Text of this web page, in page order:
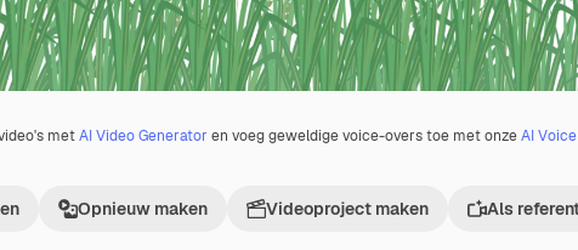
metAI Video Generator en voeg geweldige voice-overs toe met onzeAI
Opnieuw maken Videoproject maken Als